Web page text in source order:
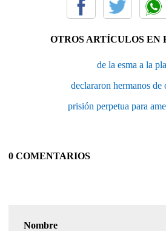
OTROS ARTÍCULOS EN
de la esma a la
declararon hermanos de
prisión perpetua para
0 COMENTARIOS
Nombre